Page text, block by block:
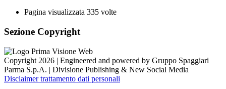
Pagina visualizzata 335 volte
Sezione Copyright
Copyright 2026 | Engineered and powered by Gruppo Spaggiari
Parma S.p.A. | Divisione Publishing & New Social Media
Disclaimer trattamento dati personali